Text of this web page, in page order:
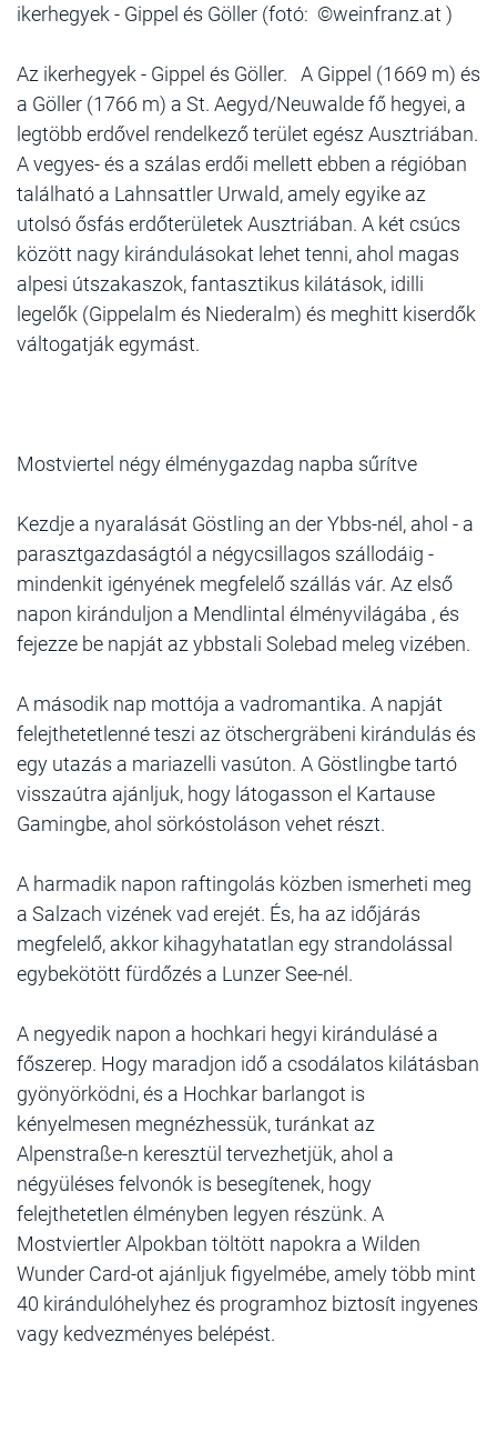
ikerhegyek - Gippel és Göller (fotó: ©weinfranz.at )
Az ikerhegyek - Gippel és Göller. A Gippel (1669 m) és
a Göller (1766 m) a St. Aegyd/Neuwalde fő hegyei, a
legtöbb erdővel rendelkező terület egész Ausztriában.
A vegyes- és a szálas erdői mellett ebben a régió­ban
található a Lahnsattler Urwald, amely egyike az
utolsó ősfás erdőterületek Ausztriában. A két csúcs
között nagy kirándulásokat lehet tenni, ahol magas
alpesi útszakaszok, fantasztikus kilátások, idilli
legelők (Gippelalm és Niederalm) és meghitt kiserdők
váltogatják egymást.
Mostviertel négy élménygazdag napba sűrítve
Kezdje a nyaralását Göstling an der Ybbs-nél, ahol - a
parasztgazdaságtól a négycsillagos szállodáig -
mindenkit igényének megfelelő szállás vár. Az első
napon kiránduljon a Mendlintal élményvilágába , és
fejezze be napját az ybbstali Solebad meleg vizében.
A második nap mottója a vadromantika. A napját
felejthetetlenné teszi az ötschergräbeni kirán­dulás és
egy utazás a mariazelli vasúton. A Göstlingbe tartó
visszaútra ajánljuk, hogy láto­gasson el Kartause
Gamingbe, ahol sörkóstoláson vehet részt.
A harmadik napon raftingolás közben ismerheti meg
a Salzach vizének vad erejét. És, ha az időjárás
megfelelő, akkor kihagyhatatlan egy strandolással
egybekötött fürdőzés a Lunzer See-nél.
A negyedik napon a hochkari hegyi kirándulásé a
főszerep. Hogy maradjon idő a csodálatos kilátásban
gyönyörködni, és a Hochkar barlangot is
kényelmesen megnézhessük, turánkat az
Alpenstraße-n keresztül tervezhetjük, ahol a
négyüléses felvonók is besegítenek, hogy
felejthetetlen élményben legyen részünk. A
Mostviertler Alpokban töltött napokra a Wilden
Wunder Card-ot ajánljuk figyelmébe, amely több mint
40 kirándulóhelyhez és programhoz biztosít ingyenes
vagy kedvezményes belépést.